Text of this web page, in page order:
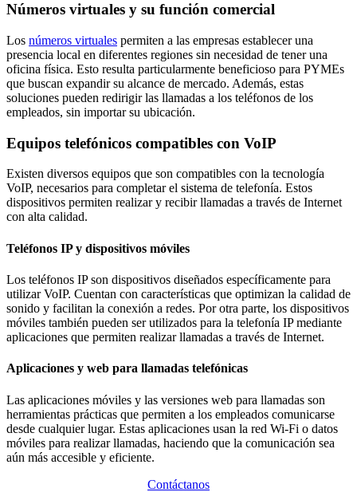
Números virtuales y su función comercial
Los números virtuales permiten a las empresas establecer una
presencia local en diferentes regiones sin necesidad de tener una
oficina física. Esto resulta particularmente beneficioso para PYMEs
que buscan expandir su alcance de mercado. Además, estas
soluciones pueden redirigir las llamadas a los teléfonos de los
empleados, sin importar su ubicación.
Equipos telefónicos compatibles con VoIP
Existen diversos equipos que son compatibles con la tecnología
VoIP, necesarios para completar el sistema de telefonía. Estos
dispositivos permiten realizar y recibir llamadas a través de Internet
con alta calidad.
Teléfonos IP y dispositivos móviles
Los teléfonos IP son dispositivos diseñados específicamente para
utilizar VoIP. Cuentan con características que optimizan la calidad de
sonido y facilitan la conexión a redes. Por otra parte, los dispositivos
móviles también pueden ser utilizados para la telefonía IP mediante
aplicaciones que permiten realizar llamadas a través de Internet.
Aplicaciones y web para llamadas telefónicas
Las aplicaciones móviles y las versiones web para llamadas son
herramientas prácticas que permiten a los empleados comunicarse
desde cualquier lugar. Estas aplicaciones usan la red Wi-Fi o datos
móviles para realizar llamadas, haciendo que la comunicación sea
aún más accesible y eficiente.
Contáctanos